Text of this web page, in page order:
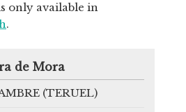
only available in
.
de Mora
(TERUEL)